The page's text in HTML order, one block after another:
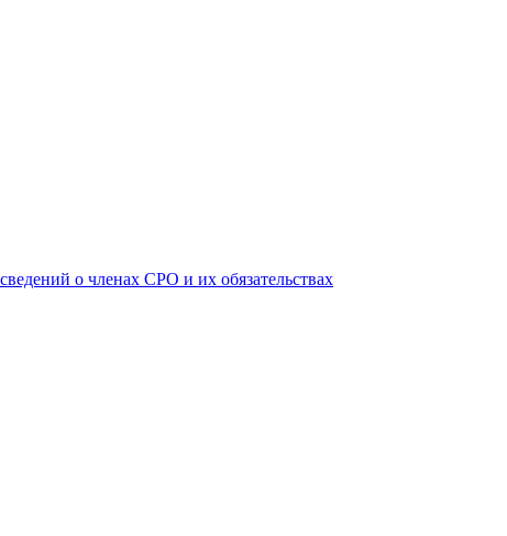
о членах СРО и их обязательствах